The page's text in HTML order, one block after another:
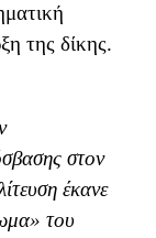
της δίκης.
στον
έκανε
του